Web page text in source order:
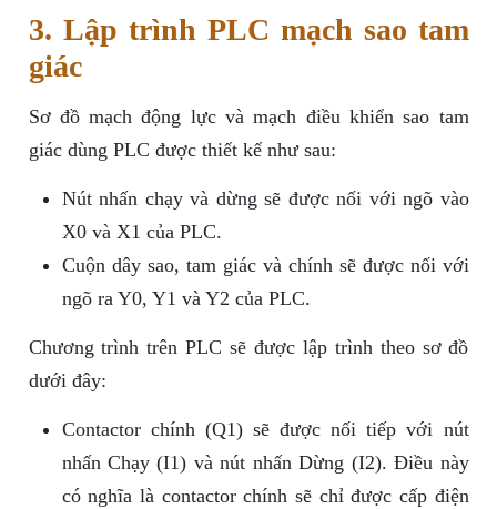
3. Lập trình PLC mạch sao tam
giác
Sơ đồ mạch động lực và mạch điều khiển sao tam
giác dùng PLC được thiết kế như sau:
Nút nhấn chạy và dừng sẽ được nối với ngõ vào
X0 và X1 của PLC.
Cuộn dây sao, tam giác và chính sẽ được nối với
ngõ ra Y0, Y1 và Y2 của PLC.
Chương trình trên PLC sẽ được lập trình theo sơ đồ
dưới đây:
Contactor chính (Q1) sẽ được nối tiếp với nút
nhấn Chạy (I1) và nút nhấn Dừng (I2). Điều này
có nghĩa là contactor chính sẽ chỉ được cấp điện